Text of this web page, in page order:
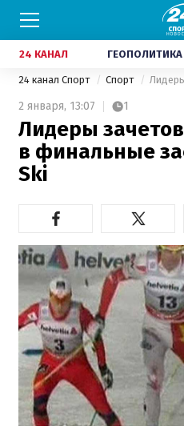
24 КАНАЛ ГЕОПОЛИТИКА
24 канал Спорт Спорт
2 января, 13:07 1
Лидеры
в финальные
Ski